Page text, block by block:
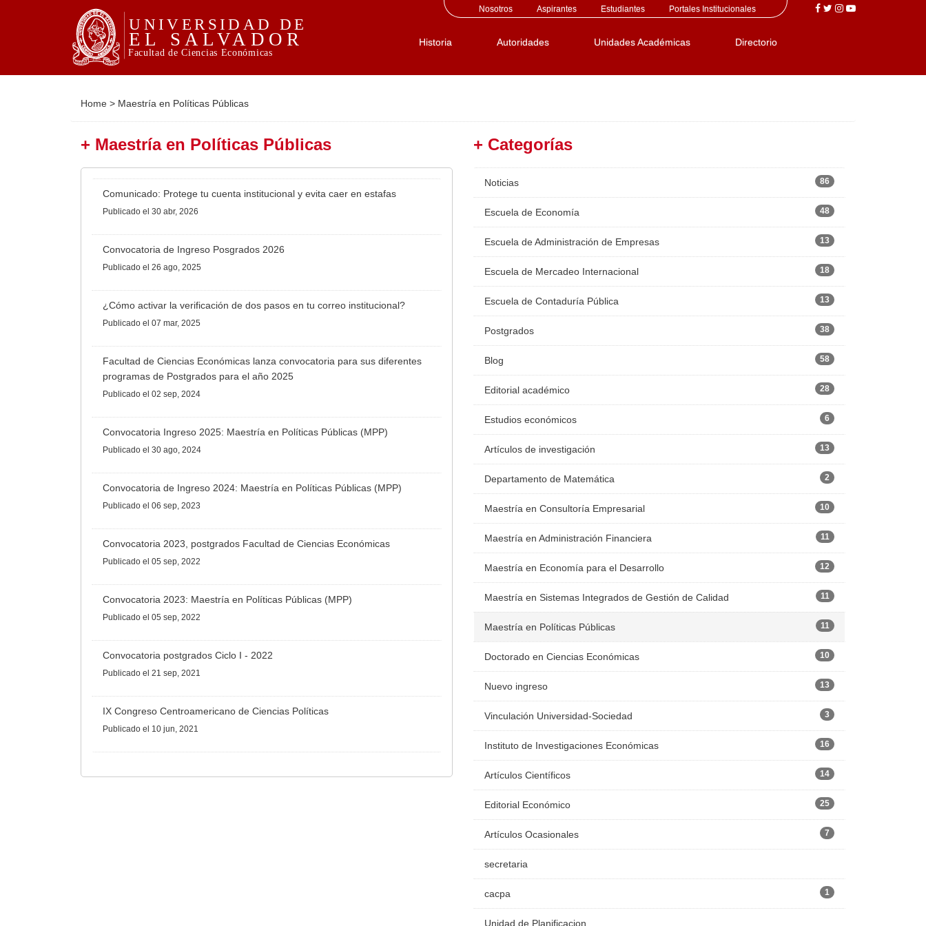
Nosotros Aspirantes Estudiantes Portales Institucionales
Historia Autoridades Unidades Académicas Directorio
Home > Maestría en Políticas Públicas
+ Maestría en Políticas Públicas
Comunicado: Protege tu cuenta institucional y evita caer en estafas
Publicado el 30 abr, 2026
Convocatoria de Ingreso Posgrados 2026
Publicado el 26 ago, 2025
¿Cómo activar la verificación de dos pasos en tu correo institucional?
Publicado el 07 mar, 2025
Facultad de Ciencias Económicas lanza convocatoria para sus diferentes
programas de Postgrados para el año 2025
Publicado el 02 sep, 2024
Convocatoria Ingreso 2025: Maestría en Políticas Públicas (MPP)
Publicado el 30 ago, 2024
Convocatoria de Ingreso 2024: Maestría en Políticas Públicas (MPP)
Publicado el 06 sep, 2023
Convocatoria 2023, postgrados Facultad de Ciencias Económicas
Publicado el 05 sep, 2022
Convocatoria 2023: Maestría en Políticas Públicas (MPP)
Publicado el 05 sep, 2022
Convocatoria postgrados Ciclo I - 2022
Publicado el 21 sep, 2021
IX Congreso Centroamericano de Ciencias Políticas
Publicado el 10 jun, 2021
+ Categorías
Noticias 86
Escuela de Economía 48
Escuela de Administración de Empresas 13
Escuela de Mercadeo Internacional 18
Escuela de Contaduría Pública 13
Postgrados 38
Blog 58
Editorial académico 28
Estudios económicos 6
Artículos de investigación 13
Departamento de Matemática 2
Maestría en Consultoría Empresarial 10
Maestría en Administración Financiera 11
Maestría en Economía para el Desarrollo 12
Maestría en Sistemas Integrados de Gestión de Calidad 11
Maestría en Políticas Públicas 11
Doctorado en Ciencias Económicas 10
Nuevo ingreso 13
Vinculación Universidad-Sociedad 3
Instituto de Investigaciones Económicas 16
Artículos Científicos 14
Editorial Económico 25
Artículos Ocasionales 7
secretaria
cacpa 1
Unidad de Planificacion